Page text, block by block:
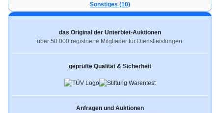
Sonstiges (10)
das Original der Unterbiet-Auktionen
über 50.000 registrierte Mitglieder für Dienstleistungen.
geprüfte Qualität & Sicherheit
Anfragen und Auktionen